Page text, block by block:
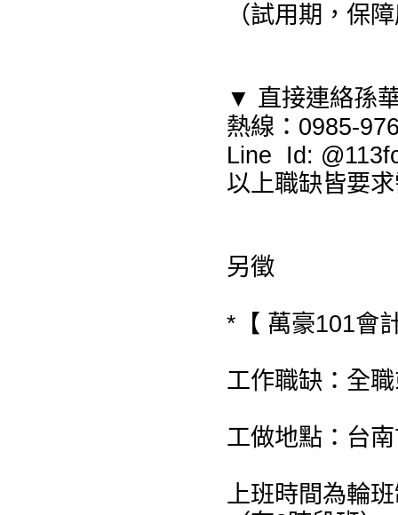
（試用期，保
▼ 直接連絡孫
熱線：0985-
Line Id:
以上職缺皆要
另徵
*【 萬豪101會
工作職缺：全
工做地點：台
上班時間為輪